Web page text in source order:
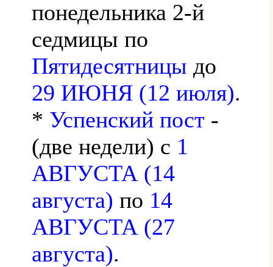
понедельника 2-й
седмицы по
Пятидесятницы до
29 ИЮНЯ (12 июля).
* Успенский пост -
(две недели) с 1
АВГУСТА (14
августа) по 14
АВГУСТА (27
августа).